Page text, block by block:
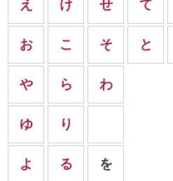
え
お
け
こ
せ
そ
て
と
や
ゆ
よ
ら
り
る
わ
を